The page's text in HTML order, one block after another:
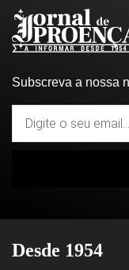
Subscreva a nossa
Desde 1954